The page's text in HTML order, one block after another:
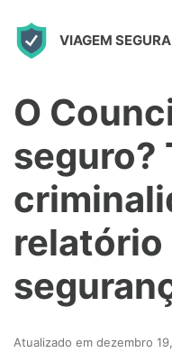
VIAGEM SEGURA
O
seguro?
relatório
Atualizado em dezembro